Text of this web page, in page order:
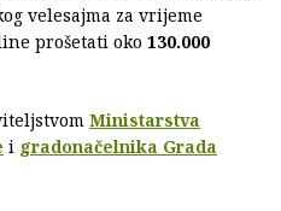
velesajma za vrijeme
prošetati oko 130.000
Ministarstva
i gradonačelnika Grada